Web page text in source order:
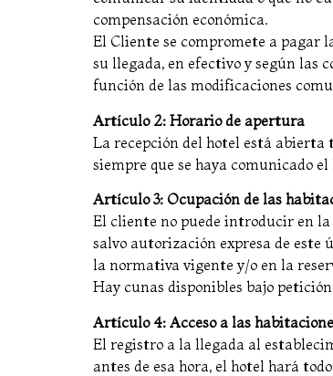
compensación económica.
El Cliente se compromete a pagar
su llegada, en efectivo y según las
función de las modificaciones
Artículo 2: Horario de apertura
La recepción del hotel está abierta
siempre que se haya comunicado
Artículo 3: Ocupación de las
El cliente no puede introducir en la
salvo autorización expresa de
la normativa vigente y/o en la
Hay cunas disponibles bajo
Artículo 4: Acceso a las
El registro a la llegada al
antes de esa hora, el hotel hará